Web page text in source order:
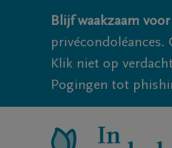
Blijf waakzaam
privécondoléances.
Klik niet op
Pogingen tot